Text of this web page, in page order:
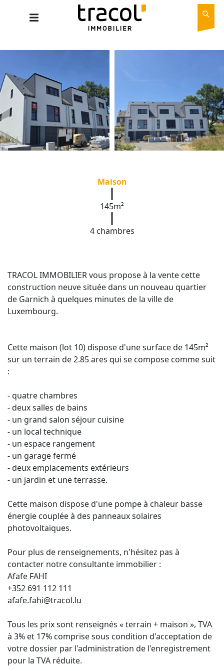
Maison
145m²
4 chambres
TRACOL IMMOBILIER vous propose à la vente cette
construction neuve située dans un nouveau quartier
de Garnich à quelques minutes de la ville de
Luxembourg.
Cette maison (lot 10) dispose d'une surface de 145m²
sur un terrain de 2.85 ares qui se compose comme suit
:
- quatre chambres
- deux salles de bains
- un grand salon séjour cuisine
- un local technique
- un espace rangement
- un garage fermé
- deux emplacements extérieurs
- un jardin et une terrasse.
Cette maison dispose d'une pompe à chaleur basse
énergie couplée à des panneaux solaires
photovoltaïques.
Pour plus de renseignements, n'hésitez pas à
contacter notre consultante immobilier :
Afafe FAHI
+352 691 112 111
afafe.fahi@tracol.lu
Tous les prix sont renseignés « terrain + maison », TVA
à 3% et 17% comprise sous condition d'acceptation de
votre dossier par l'administration de l'enregistrement
pour la TVA réduite.